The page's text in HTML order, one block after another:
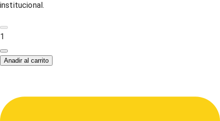
institucional.
1
Anadir al carrito